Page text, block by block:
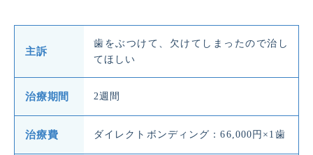
主訴
歯をぶつけて、欠けてしまったので治し
てほしい
治療期間 2週間
治療費 ダイレクトボンディング：66,000円×1歯